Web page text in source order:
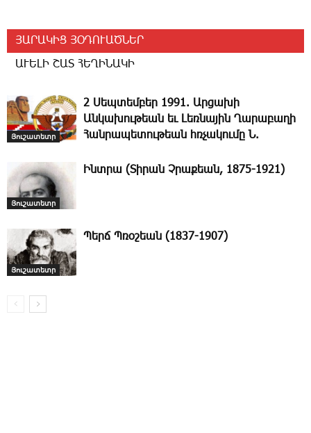
ՅԱՐԱԿԻՑ ՅՕԴՈՒԱԾՆԵՐ
ԱՒԵԼԻ ՇԱՏ ՀԵՂԻՆԱԿԻ
Յուշատետր
2 Սեպտեմբեր 1991. Արցախի
Անկախութեան եւ Լեռնային Ղարաբաղի
Հանրապետութեան հռչակումը Ն.
Յուշատետր
Ինտրա (Տիրան Չրաքեան, 1875-1921)
Յուշատետր
Պերճ Պռօշեան (1837-1907)